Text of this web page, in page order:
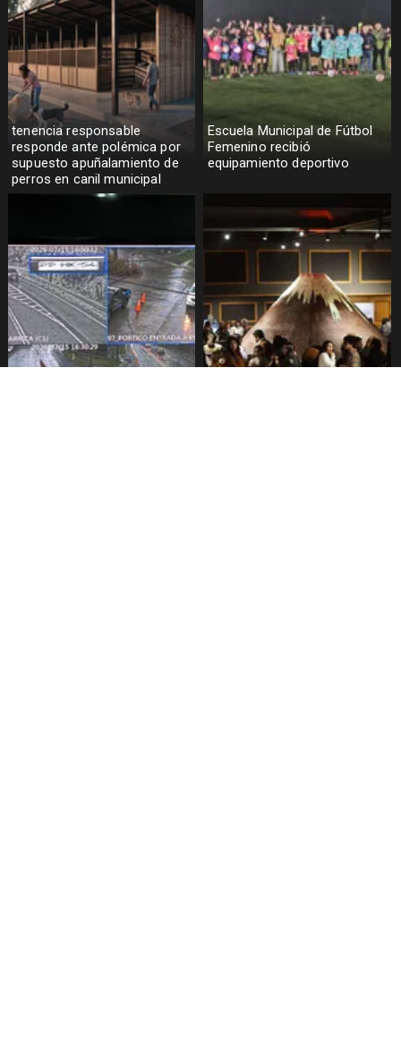
tenencia responsable
responde ante polémica por
supuesto apuñalamiento de
perros en canil municipal
Escuela Municipal de Fútbol
Femenino recibió
equipamiento deportivo